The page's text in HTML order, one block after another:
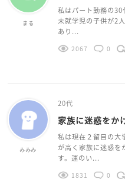
まる
私はパート勤務の30
未就学児の子供が2
あり...
2067 0
みみみ
20代
家族に迷惑をか
私は現在２留目の大
が高く家族に迷惑を
す。運のい...
1831 0